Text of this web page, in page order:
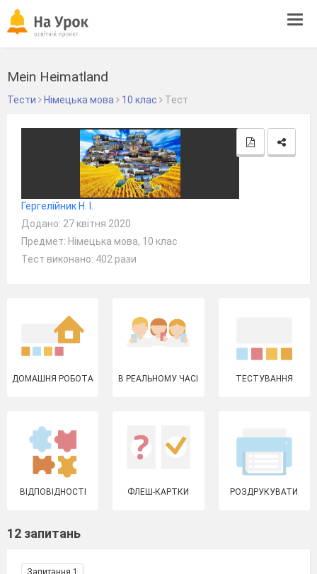
Mein Heimatland
Тести Німецька мова 10 клас Тест
Гергелійник Н. І.
Додано: 27 квітня 2020
Предмет: Німецька мова, 10 клас
Тест виконано: 402 рази
ДОМАШНЯ РОБОТА В РЕАЛЬНОМУ ЧАСІ ТЕСТУВАННЯ
ВІДПОВІДНОСТІ ФЛЕШ-КАРТКИ РОЗДРУКУВАТИ
12 запитань
Запитання 1